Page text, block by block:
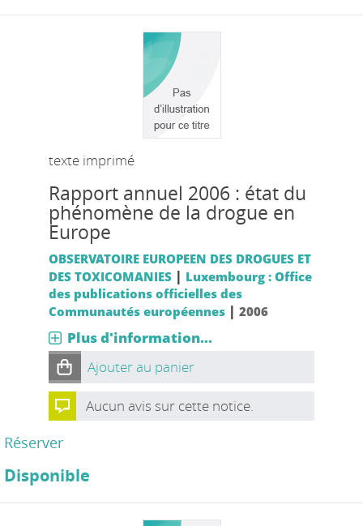
texte imprimé
Rapport annuel 2006 : état du
phénomène de la drogue en
Europe
OBSERVATOIRE EUROPEEN DES DROGUES ET
DES TOXICOMANIES | Luxembourg : Office
des publications officielles des
Communautés européennes| 2006
Plus d'information...
Ajouter au panier
Aucun avis sur cette notice.
Réserver
Disponible